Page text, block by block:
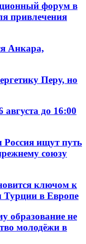
форум в
привлечения
Анкара,
Перу, но
до 16:00
ищут путь
союзу
ключом к
Турции в Европе
образование не
молодёжи в